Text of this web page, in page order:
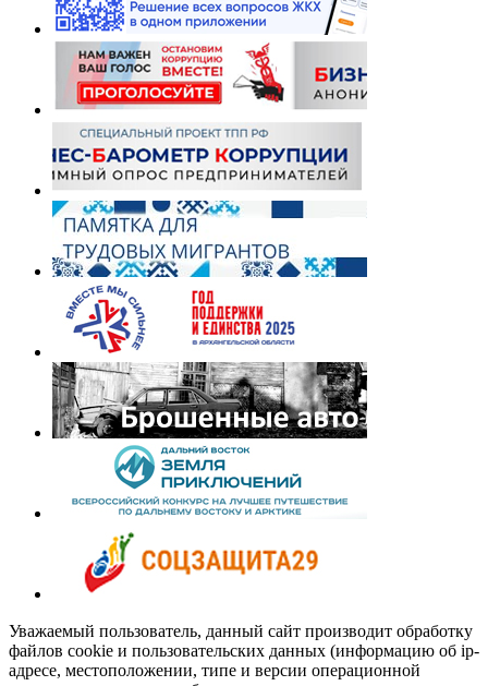
Уважаемый пользователь, данный сайт производит обработку
файлов cookie и пользовательских данных (информацию об ip-
адресе, местоположении, типе и версии операционной